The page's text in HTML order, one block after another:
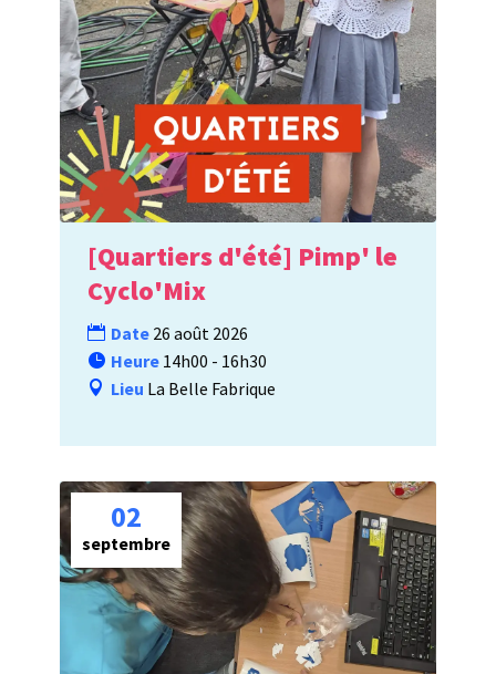
[Quartiers d'été] Pimp' le
Cyclo'Mix
Date 26 août 2026
Heure 14h00 - 16h30
Lieu La Belle Fabrique
02
septembre